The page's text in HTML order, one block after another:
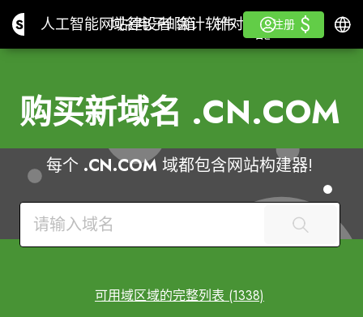
Site.pro人工智能网站建设者
人工智能网站建设者
域名
域名电子邮箱
电子邮箱会计软件
会计软件针对分销商白色标签
针对分销商
白色标签
学习
学习
注册
注册
登录 $
$ 简体
购买新域名 .CN.COM
每个 .CN.COM 域都包含网站构建器!
可用域区域的完整列表 (1338)